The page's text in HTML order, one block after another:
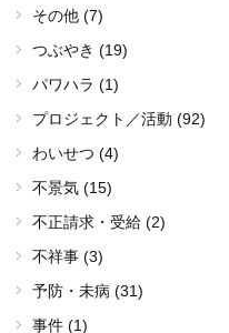
その他 (7)
つぶやき (19)
パワハラ (1)
プロジェクト／活動 (92)
わいせつ (4)
不景気 (15)
不正請求・受給 (2)
不祥事 (3)
予防・未病 (31)
事件 (1)